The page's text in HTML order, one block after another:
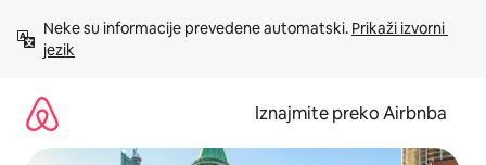
sadržaj
Neke su informacije prevedene automatski. Prikaži izvorni
jezik
Iznajmite preko Airbnba